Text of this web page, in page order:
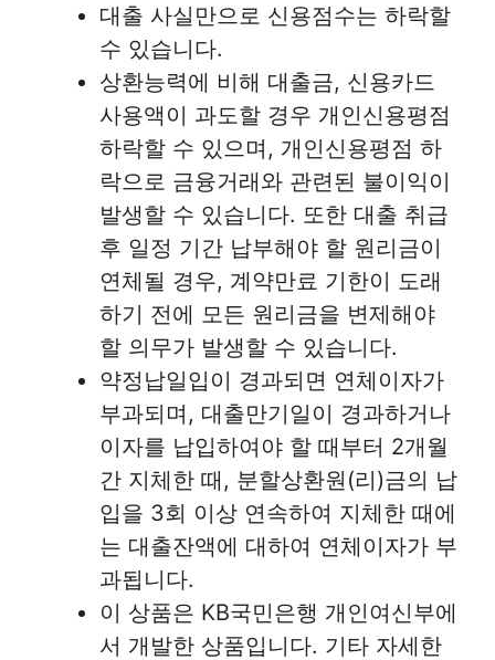
대출 사실만으로 신용점수는 하락할
수 있습니다.
상환능력에 비해 대출금, 신용카드
사용액이 과도할 경우 개인신용평점
하락할 수 있으며, 개인신용평점 하
락으로 금융거래와 관련된 불이익이
발생할 수 있습니다. 또한 대출 취급
후 일정 기간 납부해야 할 원리금이
연체될 경우, 계약만료 기한이 도래
하기 전에 모든 원리금을 변제해야
할 의무가 발생할 수 있습니다.
약정납일입이 경과되면 연체이자가
부과되며, 대출만기일이 경과하거나
이자를 납입하여야 할 때부터 2개월
간 지체한 때, 분할상환원(리)금의 납
입을 3회 이상 연속하여 지체한 때에
는 대출잔액에 대하여 연체이자가 부
과됩니다.
이 상품은 KB국민은행 개인여신부에
서 개발한 상품입니다. 기타 자세한